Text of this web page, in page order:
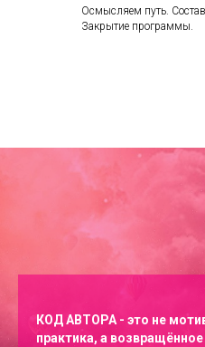
Осмысляем путь.
Закрытие программы.
КОД АВТОРА - это не
практика, а